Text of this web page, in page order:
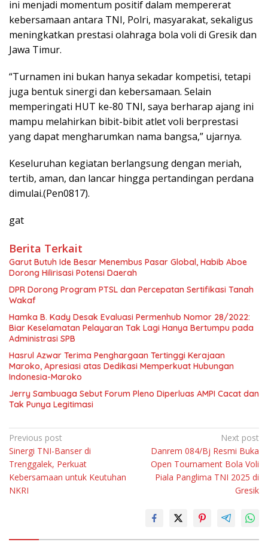
ini menjadi momentum positif dalam mempererat
kebersamaan antara TNI, Polri, masyarakat, sekaligus
meningkatkan prestasi olahraga bola voli di Gresik dan
Jawa Timur.
“Turnamen ini bukan hanya sekadar kompetisi, tetapi
juga bentuk sinergi dan kebersamaan. Selain
memperingati HUT ke-80 TNI, saya berharap ajang ini
mampu melahirkan bibit-bibit atlet voli berprestasi
yang dapat mengharumkan nama bangsa,” ujarnya.
Keseluruhan kegiatan berlangsung dengan meriah,
tertib, aman, dan lancar hingga pertandingan perdana
dimulai.(Pen0817).
gat
Berita Terkait
Garut Butuh Ide Besar Menembus Pasar Global, Habib Aboe
Dorong Hilirisasi Potensi Daerah
DPR Dorong Program PTSL dan Percepatan Sertifikasi Tanah
Wakaf
Hamka B. Kady Desak Evaluasi Permenhub Nomor 28/2022:
Biar Keselamatan Pelayaran Tak Lagi Hanya Bertumpu pada
Administrasi SPB
Hasrul Azwar Terima Penghargaan Tertinggi Kerajaan
Maroko, Apresiasi atas Dedikasi Memperkuat Hubungan
Indonesia-Maroko
Jerry Sambuaga Sebut Forum Pleno Diperluas AMPI Cacat dan
Tak Punya Legitimasi
Navigasi
pos
Previous post
Sinergi TNI-Banser di
Trenggalek, Perkuat
Kebersamaan untuk Keutuhan
NKRI
Next post
Danrem 084/Bj Resmi Buka
Open Tournament Bola Voli
Piala Panglima TNI 2025 di
Gresik